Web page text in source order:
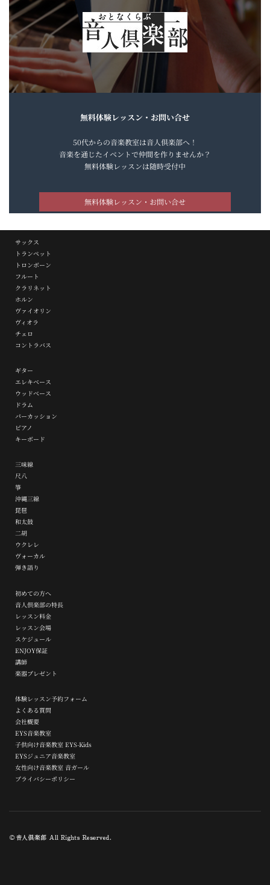
無料体験レッスン・お問い合せ
50代からの音楽教室は音人倶楽部へ！
音楽を通じたイベントで仲間を作りませんか？
無料体験レッスンは随時受付中
無料体験レッスン・お問い合せ
サックス
トランペット
トロンボーン
フルート
クラリネット
ホルン
ヴァイオリン
ヴィオラ
チェロ
コントラバス
ギター
エレキベース
ウッドベース
ドラム
パーカッション
ピアノ
キーボード
三味線
尺八
箏
沖縄三線
琵琶
和太鼓
二胡
ウクレレ
ヴォーカル
弾き語り
初めての方へ
音人倶楽部の特長
レッスン料金
レッスン会場
スケジュール
ENJOY保証
講師
楽器プレゼント
体験レッスン予約フォーム
よくある質問
会社概要
EYS音楽教室
子供向け音楽教室 EYS-Kids
EYSジュニア音楽教室
女性向け音楽教室 音ガール
プライバシーポリシー